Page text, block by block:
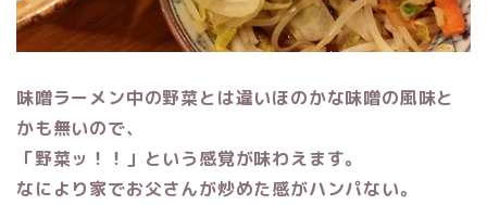
味噌ラーメン中の野菜とは違いほのかな味噌の風味と
かも無いので、
「野菜ッ！！」という感覚が味わえます。
なにより家でお父さんが炒めた感がハンパない。